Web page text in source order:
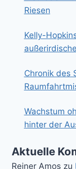
Riesen
Kelly-
Chronik des
Wachstum
hinter der
Aktuelle
Reiner Amos zu